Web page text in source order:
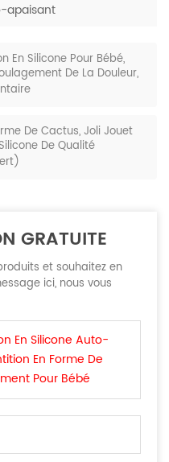
apaisant
En Silicone Pour Bébé,
De La Douleur,
De Cactus, Joli Jouet
De Qualité
GRATUITE
et souhaitez en
ici, nous vous
En Silicone Auto-
En Forme De
Pour Bébé